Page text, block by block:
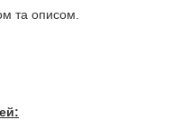
та описом.